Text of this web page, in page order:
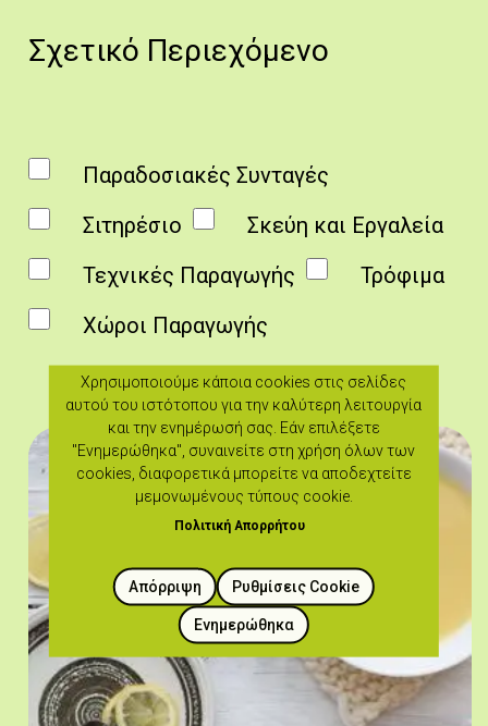
Σχετικό Περιεχόμενο
Παραδοσιακές Συνταγές
Σιτηρέσιο
Σκεύη και Εργαλεία
Τεχνικές Παραγωγής
Τρόφιμα
Χώροι Παραγωγής
Χρησιμοποιούμε κάποια cookies στις σελίδες
αυτού του ιστότοπου για την καλύτερη λειτουργία
και την ενημέρωσή σας. Εάν επιλέξετε
"Ενημερώθηκα", συναινείτε στη χρήση όλων των
cookies, διαφορετικά μπορείτε να αποδεχτείτε
μεμονωμένους τύπους cookie.
Πολιτική Απορρήτου
Ρυθμίσεις Cookie
Απόρριψη
Ενημερώθηκα